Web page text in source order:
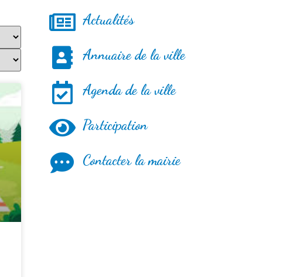
Actualités
Annuaire de la ville
Agenda de la ville
Participation
Contacter la mairie